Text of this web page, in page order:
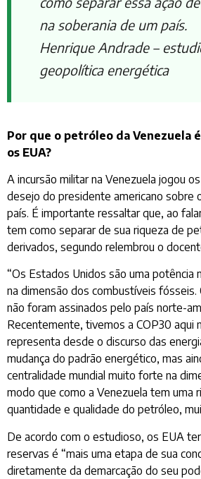
na soberania de um país.
Henrique Andrade –
geopolítica energética
Por que o petróleo da Venezuela
os EUA?
A incursão militar na Venezuela jogou
desejo do presidente americano sobre
país. É importante ressaltar que, ao
tem como separar de sua riqueza de
derivados, segundo relembrou o
“Os Estados Unidos são uma potência
na dimensão dos combustíveis fósseis.
não foram assinados pelo país norte-
Recentemente, tivemos a COP30 aqui
representa desde o discurso das
mudança do padrão energético, mas
centralidade mundial muito forte na
modo que como a Venezuela tem uma
quantidade e qualidade do petróleo,
De acordo com o estudioso, os EUA
reservas é “mais uma etapa de sua
diretamente da demarcação do seu